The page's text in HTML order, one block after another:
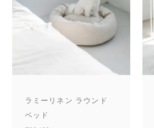
ラミーリネン ラウンド
ベッド